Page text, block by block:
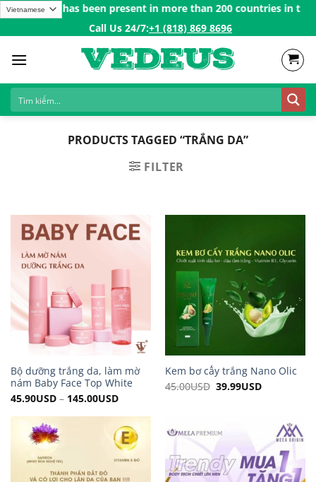
Skip
Vedeus has been present in more than 200 countries in the
Call Us 24/7:ㅤ+1 (818) 869 8696
PRODUCTS TAGGED “TRẮNG DA”
FILTER
Bộ dưỡng trắng da, làm mờ
nám Baby Face Top White
45.90USD– 145.00USD
Kem bơ cấy trắng Nano Olic
45.00USD Original
39.99USDCurrent